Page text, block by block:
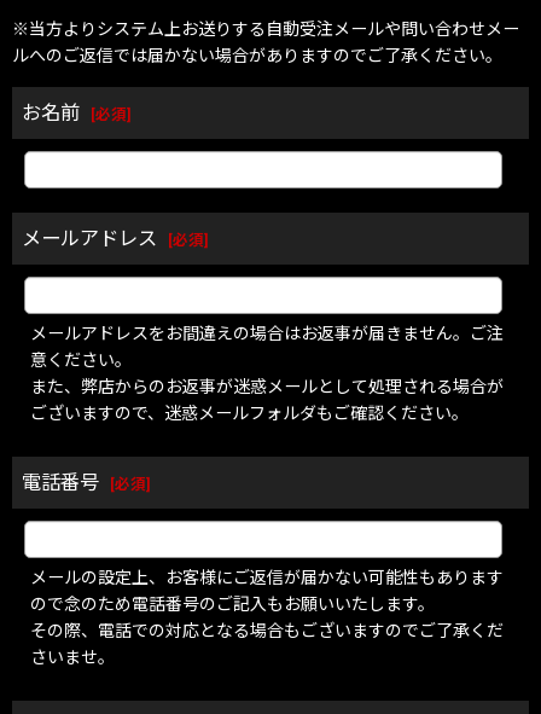
※当方よりシステム上お送りする自動受注メールや問い合わせメー
ルへのご返信では届かない場合がありますのでご了承ください。
お名前 [必須]
メールアドレス [必須]
メールアドレスをお間違えの場合はお返事が届きません。ご注
意ください。
また、弊店からのお返事が迷惑メールとして処理される場合が
ございますので、迷惑メールフォルダもご確認ください。
電話番号 [必須]
メールの設定上、お客様にご返信が届かない可能性もあります
ので念のため電話番号のご記入もお願いいたします。
その際、電話での対応となる場合もございますのでご了承くだ
さいませ。